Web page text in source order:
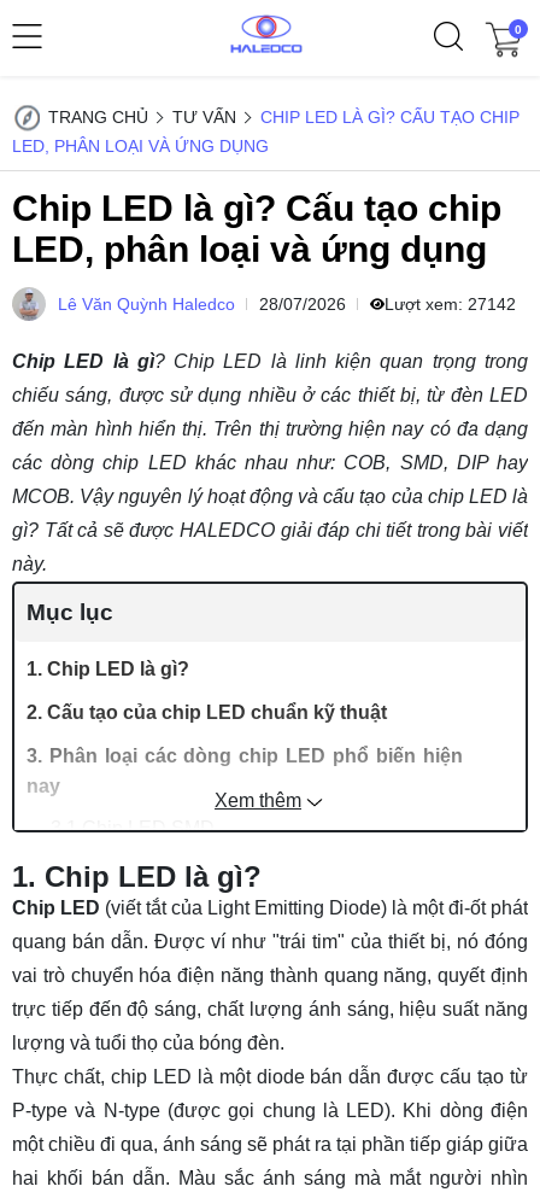
0
TRANG CHỦ TƯ VẤN
CHIP LED LÀ GÌ? CẤU TẠO CHIP
LED, PHÂN LOẠI VÀ ỨNG DỤNG
Chip LED là gì? Cấu tạo chip
LED, phân loại và ứng dụng
Lê Văn Quỳnh Haledco 28/07/2026 Lượt xem: 27142
Chip LED là gì? Chip LED là linh kiện quan trọng trong
chiếu sáng, được sử dụng nhiều ở các thiết bị, từ đèn LED
đến màn hình hiển thị. Trên thị trường hiện nay có đa dạng
các dòng chip LED khác nhau như: COB, SMD, DIP hay
MCOB. Vậy nguyên lý hoạt động và cấu tạo của chip LED là
gì? Tất cả sẽ được HALEDCO giải đáp chi tiết trong bài viết
này.
Mục lục
1. Chip LED là gì?
2. Cấu tạo của chip LED chuẩn kỹ thuật
3. Phân loại các dòng chip LED phổ biến hiện
nay
3.1 Chip LED SMD
3.2 Chip LED COB
3.3 Chip LED DIP
3.4 Chip LED MCOB
4. TOP 11 hãng sản xuất chip LED nổi tiếng
4.1 Chip LED Cree
4.2 Chip LED Philips
4.3 Chip LED Samsung
Xem thêm
1. Chip LED là gì?
Chip LED (viết tắt của Light Emitting Diode) là một đi-ốt phát
quang bán dẫn. Được ví như "trái tim" của thiết bị, nó đóng
vai trò chuyển hóa điện năng thành quang năng, quyết định
trực tiếp đến độ sáng, chất lượng ánh sáng, hiệu suất năng
lượng và tuổi thọ của bóng đèn.
Thực chất, chip LED là một diode bán dẫn được cấu tạo từ
P-type và N-type (được gọi chung là LED). Khi dòng điện
một chiều đi qua, ánh sáng sẽ phát ra tại phần tiếp giáp giữa
hai khối bán dẫn. Màu sắc ánh sáng mà mắt người nhìn